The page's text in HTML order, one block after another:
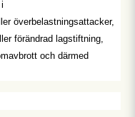
överbelastningsattacker,
förändrad lagstiftning,
och därmed